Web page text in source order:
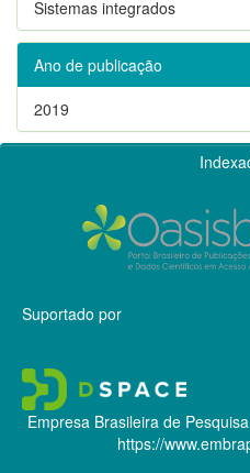
Sistemas integrados
Ano de publicação
2019
Suportado por
Empresa Brasileira de
https://